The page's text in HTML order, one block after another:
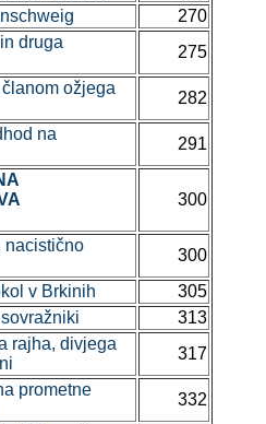
270
druga
275
ožjega
282
na
291
300
300
v Brkinih
305
313
rajha, divjega
317
prometne
332